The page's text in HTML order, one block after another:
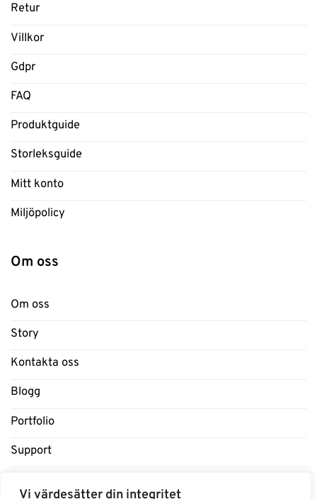
Vi värdesätter din integritet
Retur
Villkor
Gdpr
FAQ
Produktguide
Storleksguide
Mitt konto
Miljöpolicy
Om oss
Om oss
Story
Kontakta oss
Blogg
Portfolio
Support